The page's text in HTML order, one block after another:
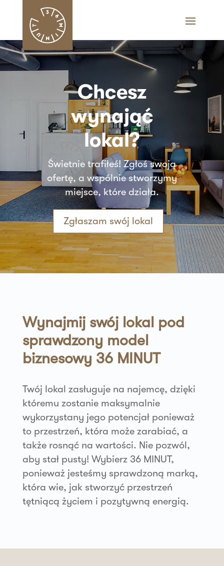
Chcesz
wynająć
lokal?
Świetnie trafiłeś! Zgłoś swoją
ofertę, a wspólnie stworzymy
miejsce, które działa.
Zgłaszam swój lokal
Wynajmij swój lokal pod
sprawdzony model
biznesowy 36 MINUT
Twój lokal zasługuje na najemcę, dzięki
któremu zostanie maksymalnie
wykorzystany jego potencjał ponieważ
to przestrzeń, która może zarabiać, a
także rosnąć na wartości. Nie pozwól,
aby stał pusty! Wybierz 36 MINUT,
ponieważ jesteśmy sprawdzoną marką,
która wie, jak stworzyć przestrzeń
tętniącą życiem i pozytywną energią.